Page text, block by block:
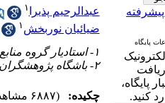
پایگاه
پایگاه،
کنید.
عبدالرحیم پذیرا ۱
ضیائیان نوربخش ۱
۱- استادیار گروه منابع طبیعی- تکثیر و پرورش آبزیان، واحد بوشهر، دانشگاه آزاد اسلامی، بوشهر، ایران
۲- باشگاه پژوهشگران جوان و نخبگان، واحد بوشهر، دانشگاه آزاد اسلامی، بوشهر، ایران
چکیده:
(۶۸۸۷ مشاهده)